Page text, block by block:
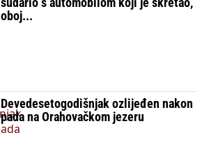
oboj...
Devedesetogodišnjak ozlijeđen nakon
pada na Orahovačkom jezeru